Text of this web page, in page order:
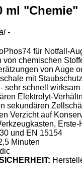
ml "Chemie"
-
für Notfall-
chemischen
von Auge
mit
sehr schnell wirksam
Elektrolyt-
sekundären
Verzicht auf
und EN 15154
Minuten